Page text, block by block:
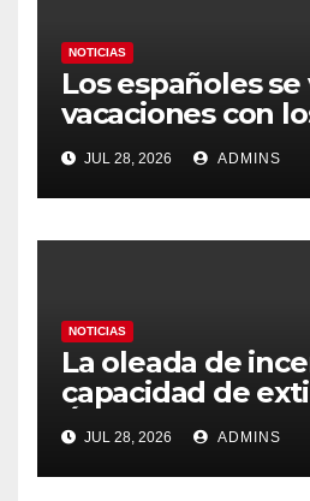
NOTICIAS
Los españoles se
vacaciones con
carburantes hasta
más caros que el
y los hoteles
JUL 28, 2026 ADMINS
NOTICIAS
La oleada de
capacidad de
Ávila y al oeste
obliga a declarar la
emergencia
JUL 28, 2026 ADMINS